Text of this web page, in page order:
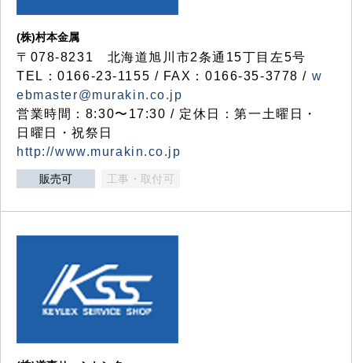
(株)村本金属
〒078-8231 北海道旭川市2条通15丁目左5号
TEL：0166-23-1155 / FAX：0166-35-3778 / w
ebmaster@murakin.co.jp
営業時間：8:30〜17:30 / 定休日：第一土曜日・
日曜日・祝祭日
http://www.murakin.co.jp
販売可 工事・取付可